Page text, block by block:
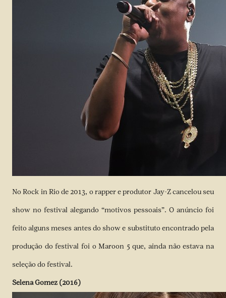
No Rock in Rio de 2013, o rapper e produtor Jay-Z cancelou seu
show no festival alegando “motivos pessoais”. O anúncio foi
feito alguns meses antes do show e substituto encontrado pela
produção do festival foi o Maroon 5 que, ainda não estava na
seleção do festival.
Selena Gomez (2016)